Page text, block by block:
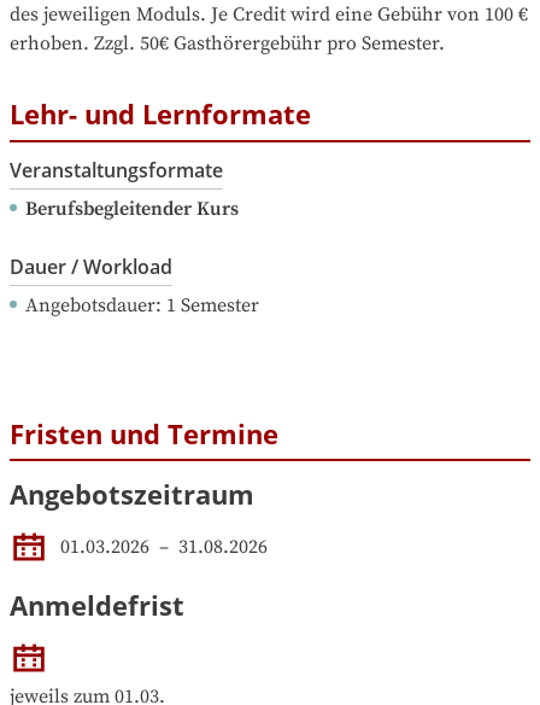
des jeweiligen Moduls. Je Credit wird eine Gebühr von 100 €
erhoben. Zzgl. 50€ Gasthörergebühr pro Semester.
Lehr- und Lernformate
Veranstaltungsformate
Berufsbegleitender Kurs
Dauer / Workload
Angebotsdauer: 1 Semester
Fristen und Termine
Angebotszeitraum
01.03.2026 – 31.08.2026
Anmeldefrist
jeweils zum 01.03.